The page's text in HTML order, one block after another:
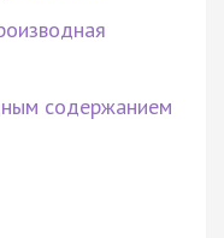
содержанием